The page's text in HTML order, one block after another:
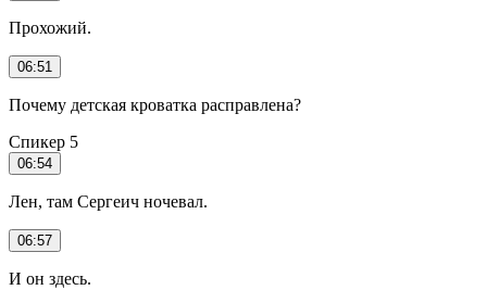
Прохожий.
06:51
Почему детская кроватка расправлена?
Спикер 5
06:54
Лен, там Сергеич ночевал.
06:57
И он здесь.